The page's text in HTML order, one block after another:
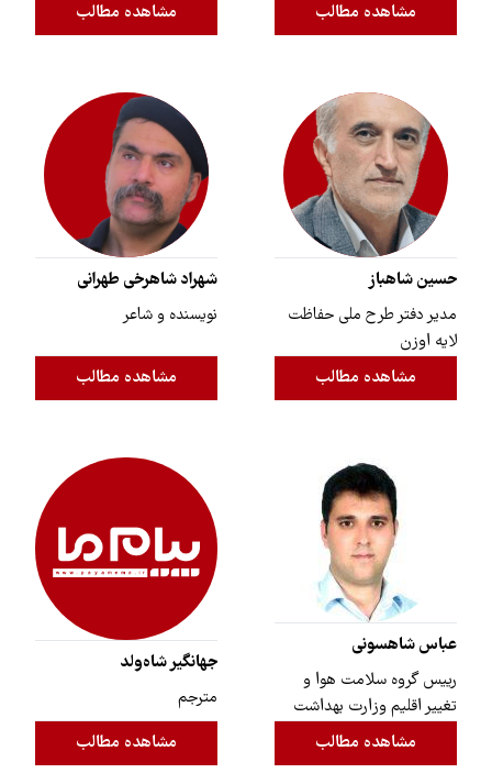
مشاهده مطالب
مشاهده مطالب
حسین شاهباز
مدیر دفتر طرح ملی حفاظت
لایه اوزن
مشاهده مطالب
شهراد شاهرخی طهرانی
نویسنده و شاعر
مشاهده مطالب
عباس شاهسونی
رییس گروه سلامت هوا و
تغییر اقلیم وزارت بهداشت
مشاهده مطالب
جهانگیر شاه‌ولد
مترجم
مشاهده مطالب